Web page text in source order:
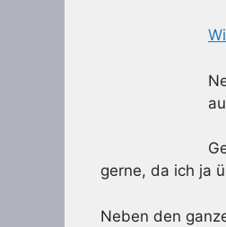
gerne, da ich ja
Neben den